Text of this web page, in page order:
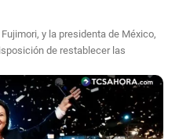
y la presidenta de México,
de restablecer las